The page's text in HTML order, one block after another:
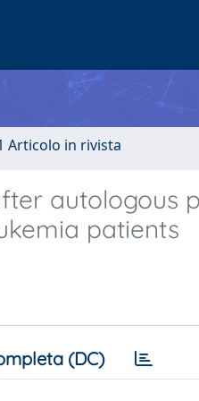
Articolo in rivista
autologous
patients
(DC)